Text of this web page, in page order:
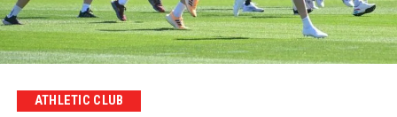
ATHLETIC CLUB